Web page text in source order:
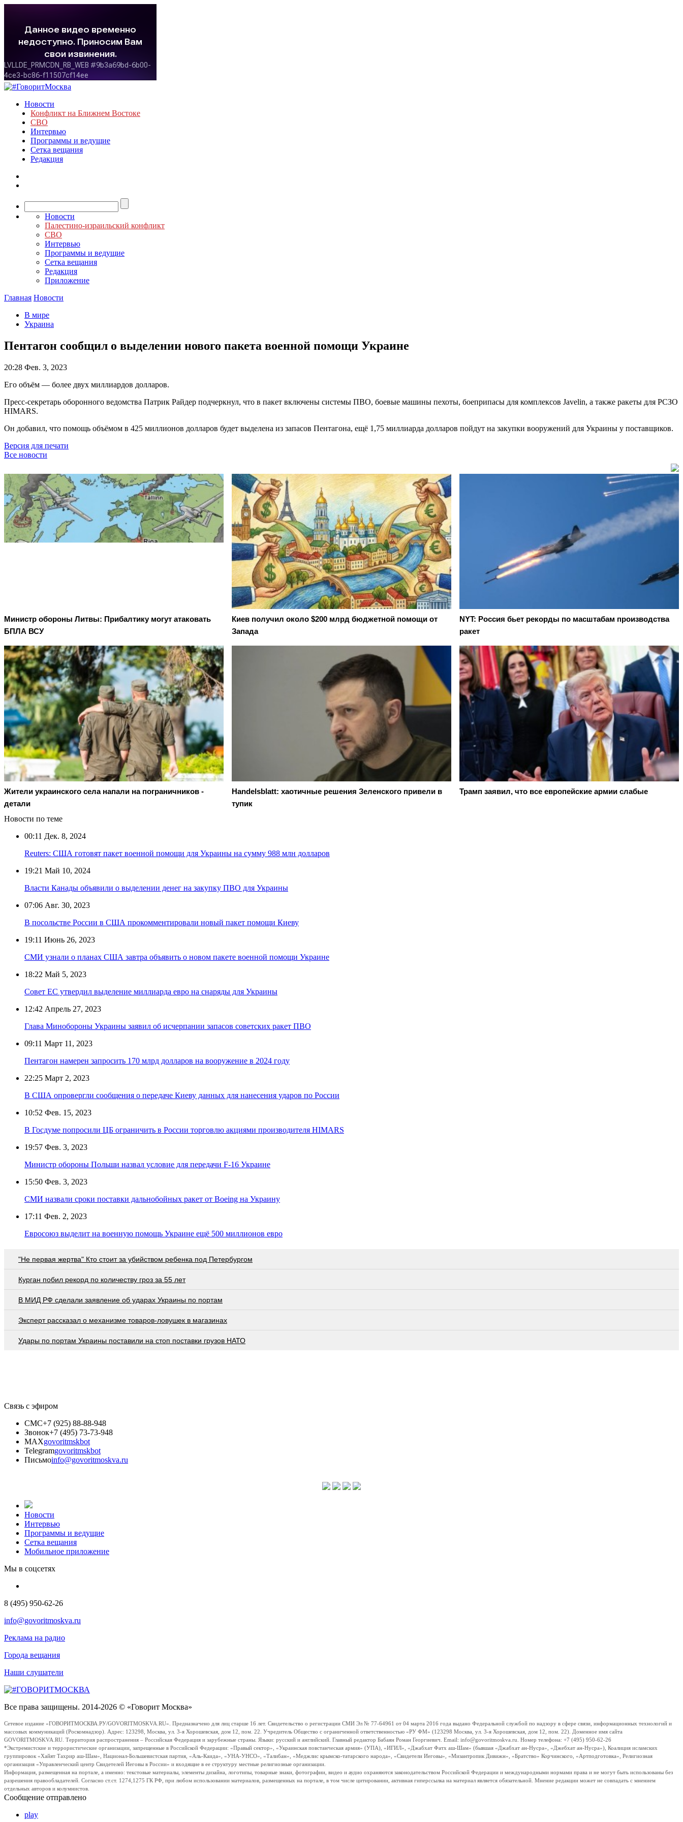
Новости
Конфликт на Ближнем Востоке
СВО
Интервью
Программы и ведущие
Сетка вещания
Редакция
Новости
Палестино-израильский конфликт
СВО
Интервью
Программы и ведущие
Сетка вещания
Редакция
Приложение
Главная Новости
В мире
Украина
Пентагон сообщил о выделении нового пакета военной помощи Украине
20:28 Фев. 3, 2023
Его объём — более двух миллиардов долларов.
Пресс-секретарь оборонного ведомства Патрик Райдер подчеркнул, что в пакет включены системы ПВО, боевые машины пехоты, боеприпасы для комплексов Javelin, а также ракеты для РСЗО
HIMARS.
Он добавил, что помощь объёмом в 425 миллионов долларов будет выделена из запасов Пентагона, ещё 1,75 миллиарда долларов пойдут на закупки вооружений для Украины у поставщиков.
Версия для печати
Все новости
Министр обороны Литвы: Прибалтику могут атаковать
БПЛА ВСУ
Киев получил около $200 млрд бюджетной помощи от
Запада
NYT: Россия бьет рекорды по масштабам производства
ракет
Жители украинского села напали на пограничников -
детали
Handelsblatt: хаотичные решения Зеленского привели в
тупик
Трамп заявил, что все европейские армии слабые
Новости по теме
00:11 Дек. 8, 2024
Reuters: США готовят пакет военной помощи для Украины на сумму 988 млн долларов
19:21 Май 10, 2024
Власти Канады объявили о выделении денег на закупку ПВО для Украины
07:06 Авг. 30, 2023
В посольстве России в США прокомментировали новый пакет помощи Киеву
19:11 Июнь 26, 2023
СМИ узнали о планах США завтра объявить о новом пакете военной помощи Украине
18:22 Май 5, 2023
Совет ЕС утвердил выделение миллиарда евро на снаряды для Украины
12:42 Апрель 27, 2023
Глава Минобороны Украины заявил об исчерпании запасов советских ракет ПВО
09:11 Март 11, 2023
Пентагон намерен запросить 170 млрд долларов на вооружение в 2024 году
22:25 Март 2, 2023
В США опровергли сообщения о передаче Киеву данных для нанесения ударов по России
10:52 Фев. 15, 2023
В Госдуме попросили ЦБ ограничить в России торговлю акциями производителя HIMARS
19:57 Фев. 3, 2023
Министр обороны Польши назвал условие для передачи F-16 Украине
15:50 Фев. 3, 2023
СМИ назвали сроки поставки дальнобойных ракет от Boeing на Украину
17:11 Фев. 2, 2023
Евросоюз выделит на военную помощь Украине ещё 500 миллионов евро
"Не первая жертва" Кто стоит за убийством ребенка под Петербургом
Курган побил рекорд по количеству гроз за 55 лет
В МИД РФ сделали заявление об ударах Украины по портам
Эксперт рассказал о механизме товаров-ловушек в магазинах
Удары по портам Украины поставили на стоп поставки грузов НАТО
Связь с эфиром
СМС+7 (925) 88-88-948
Звонок+7 (495) 73-73-948
MAXgovoritmskbot
Telegramgovoritmskbot
Письмоinfo@govoritmoskva.ru
Новости
Интервью
Программы и ведущие
Сетка вещания
Мобильное приложение
Мы в соцсетях
8 (495) 950-62-26
info@govoritmoskva.ru
Реклама на радио
Города вещания
Наши слушатели
Все права защищены. 2014-2026 © «Говорит Москва»
Сетевое издание «ГОВОРИТМОСКВА.РУ/GOVORITMOSKVA.RU». Предназначено для лиц старше 16 лет. Свидетельство о регистрации СМИ Эл № 77-64961 от 04 марта 2016 года выдано Федеральной службой по надзору в сфере связи, информационных технологий и
массовых коммуникаций (Роскомнадзор). Адрес: 123298, Москва, ул. 3-я Хорошевская, дом 12, пом. 22. Учредитель Общество с ограниченной ответственностью «РУ ФМ» (123298 Москва, ул. 3-я Хорошевская, дом 12, пом. 22). Доменное имя сайта
GOVORITMOSKVA.RU. Территория распространения – Российская Федерация и зарубежные страны. Языки: русский и английский. Главный редактор Бабаян Роман Георгиевич. Email: info@govoritmoskva.ru. Номер телефона: +7 (495) 950-62-26
*Экстремистские и террористические организации, запрещенные в Российской Федерации: «Правый сектор», «Украинская повстанческая армия» (УПА), «ИГИЛ», «Джабхат Фатх аш-Шам» (бывшая «Джабхат ан-Нусра», «Джебхат ан-Нусра»), Коалиция исламских
группировок «Хайят Тахрир аш-Шам», Национал-Большевистская партия, «Аль-Каида», «УНА-УНСО», «Талибан», «Меджлис крымско-татарского народа», «Свидетели Иеговы», «Мизантропик Дивижн», «Братство» Корчинского, «Артподготовка», Религиозная
организация «Управленческий центр Свидетелей Иеговы в России» и входящие в ее структуру местные религиозные организации.
Информация, размещенная на портале, а именно: текстовые материалы, элементы дизайна, логотипы, товарные знаки, фотографии, видео и аудио охраняются законодательством Российской Федерации и международными нормами права и не могут быть использованы без
разрешения правообладателей. Согласно ст.ст. 1274,1275 ГК РФ, при любом использовании материалов, размещенных на портале, в том числе цитировании, активная гиперссылка на материал является обязательной. Мнение редакции может не совпадать с мнением
отдельных авторов и колумнистов.
Сообщение отправлено
play